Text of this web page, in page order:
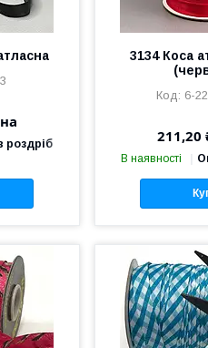
роздріб
3134 Коса
6-
211,20
В наявності